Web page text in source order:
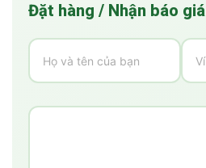
Đặt hàng / Nhận báo giá